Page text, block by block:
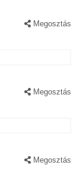
Megosztás
Megosztás
Megosztás